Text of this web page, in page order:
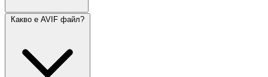
Какво е AVIF файл?